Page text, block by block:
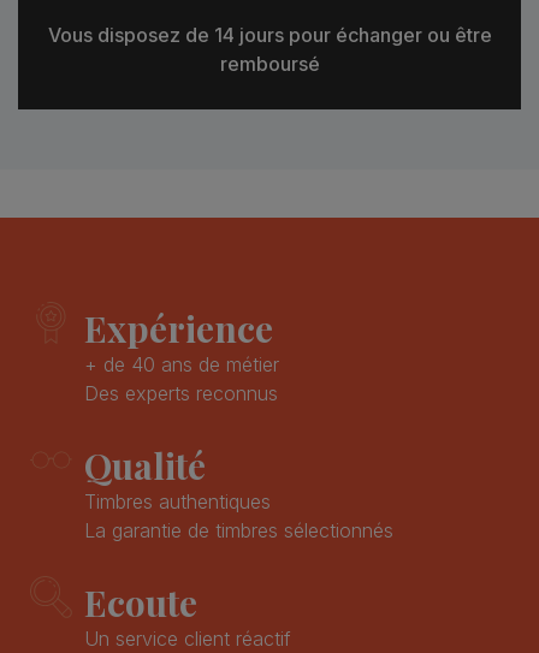
Vous disposez de 14 jours pour échanger ou être
remboursé
Expérience
+ de 40 ans de métier
Des experts reconnus
Qualité
Timbres authentiques
La garantie de timbres sélectionnés
Ecoute
Un service client réactif